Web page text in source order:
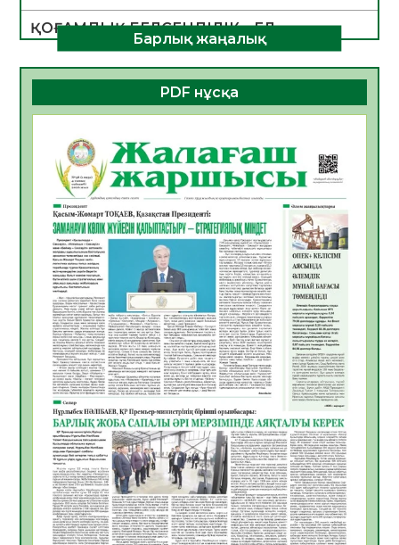
ҚОҒАМДЫҚ БЕЛСЕНДІЛІК – ЕЛ
ДАМУЫНЫҢ НЕГІЗІ
06.08.2026
23 0
ҚҰРЫЛТАЙ САЙЛАУЫ – БОЛАШАҚҚА
БАСТАР ЖАУАПТЫ ТАҢДАУ
06.08.2026
Инфекциялық ауруларға қарсы иммундау
жұмыстарының тиімділігі
06.08.2026
27
Көкжөтел ауруы туралы
06.08.2026
24
АПВ вакцинасы туралы мәлімет
06.08.2026
25
Open Air: Қызылорда облысы полиция
департаменті 20 мыңнан астам
көрерменнің қауіпсіздігін қамтамасыз етті
06.08.2026
37
ҚЫЗЫЛОРДАДА «САНАЛЫ ҰРПАҚ –
ЖАРҚЫН БОЛАШАҚ» АТТЫ КЕҢЕЙТІЛГЕН
МӘЖІЛІС ӨТТІ
05.08.2026
37
Барлық жаңалық
PDF нұсқа